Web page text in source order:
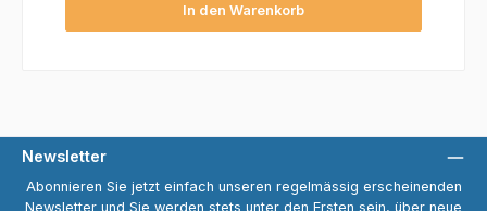
In den Warenkorb
Newsletter
Abonnieren Sie jetzt einfach unseren regelmässig erscheinenden
Newsletter und Sie werden stets unter den Ersten sein, über neue